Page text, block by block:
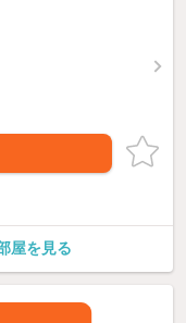
屋を見る